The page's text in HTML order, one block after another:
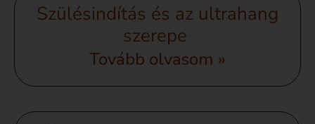
Szülésindítás és az ultrahang
szerepe
Tovább olvasom »